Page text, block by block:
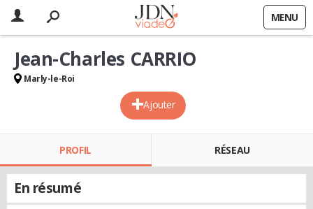
MENU
Ajouter
Jean-Charles CARRIO
Marly-le-Roi
PROFIL RÉSEAU
En résumé